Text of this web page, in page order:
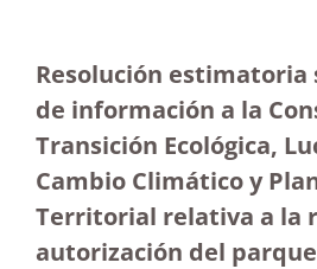
Resolución estimatoria
de información a la
Transición Ecológica,
Cambio Climático y
Territorial relativa a la
autorización del